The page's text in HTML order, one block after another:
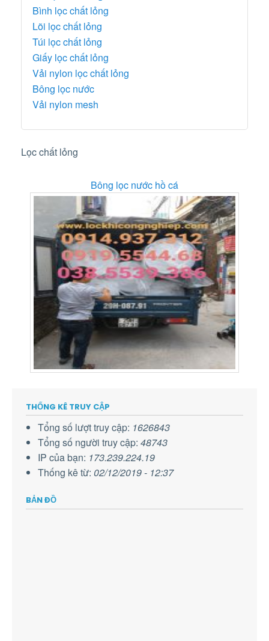
Bình lọc chất lỏng
Lõi lọc chất lỏng
Túi lọc chất lỏng
Giấy lọc chất lỏng
Vải nylon lọc chất lỏng
Bông lọc nước
Vải nylon mesh
Lọc chất lỏng
Bông lọc nước hồ cá
THỐNG KÊ TRUY CẬP
Tổng số lượt truy cập: 1626843
Tổng số người truy cập:48743
IP của bạn: 173.239.224.19
Thống kê từ: 02/12/2019 - 12:37
BẢN ĐỒ